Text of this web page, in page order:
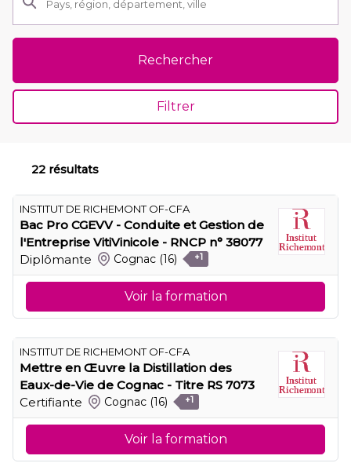
Rechercher
Filtrer
22 résultats
INSTITUT DE RICHEMONT OF-CFA
Bac Pro CGEVV - Conduite et Gestion de
l'Entreprise VitiVinicole - RNCP n° 38077
Diplômante
Cognac (16) +1
Voir la formation
INSTITUT DE RICHEMONT OF-CFA
Mettre en Œuvre la Distillation des
Eaux-de-Vie de Cognac - Titre RS 7073
Certifiante
Cognac (16) +1
Voir la formation